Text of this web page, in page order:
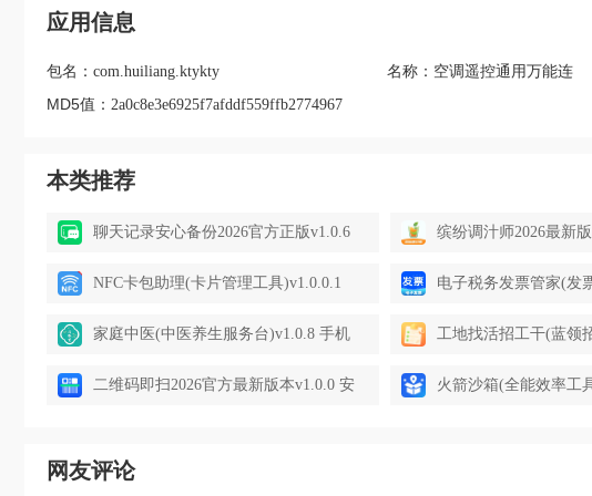
应用信息
包名： com.huiliang.ktykty 名称： 空调遥控通用万能连
MD5值： 2a0c8e3e6925f7afddf559ffb2774967
本类推荐
聊天记录安心备份2026官方正版v1.0.6
手机版
缤纷调汁师2026最新
NFC卡包助理(卡片管理工具)v1.0.0.1
免费版
电子税务发票管家(发
具)v1.0.1 手机版
家庭中医(中医养生服务台)v1.0.8 手机 工地找活招工干(蓝领
台)v1.0.0 官方正版
二维码即扫2026官方最新版本v1.0.0 安 火箭沙箱(全能效率工
网友评论